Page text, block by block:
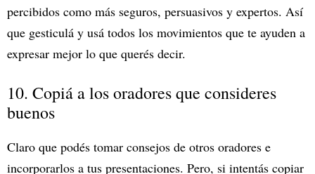
percibidos como más seguros, persuasivos y expertos. Así
que gesticulá y usá todos los movimientos que te ayuden a
expresar mejor lo que querés decir.
10. Copiá a los oradores que consideres
buenos
Claro que podés tomar consejos de otros oradores e
incorporarlos a tus presentaciones. Pero, si intentás copiar